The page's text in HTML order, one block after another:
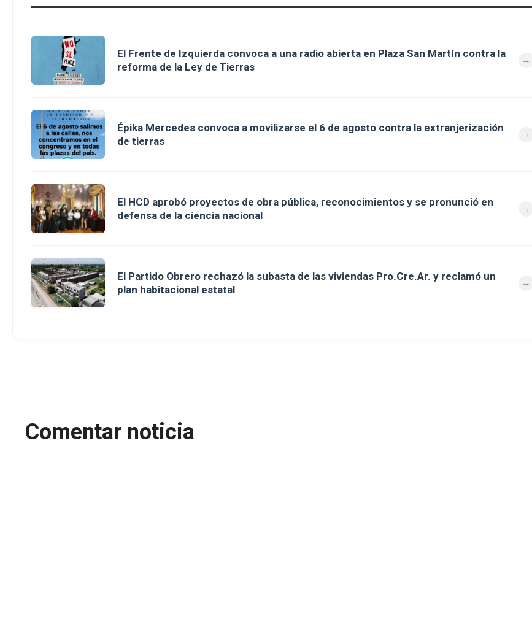
El Frente de Izquierda convoca a una radio abierta en Plaza San Martín contra la
reforma de la Ley de Tierras
Épika Mercedes convoca a movilizarse el 6 de agosto contra la extranjerización
de tierras
El HCD aprobó proyectos de obra pública, reconocimientos y se pronunció en
defensa de la ciencia nacional
El Partido Obrero rechazó la subasta de las viviendas Pro.Cre.Ar. y reclamó un
plan habitacional estatal
Comentar noticia